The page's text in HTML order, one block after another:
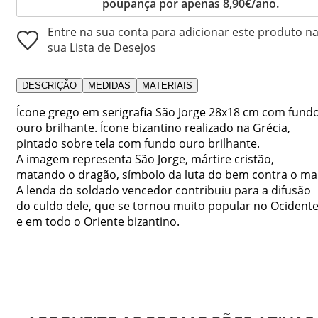
poupança por apenas 8,90€/ano.
Entre na sua conta para adicionar este produto na
sua Lista de Desejos
DESCRIÇÃO MEDIDAS MATERIAIS
Ícone grego em serigrafia São Jorge 28x18 cm com
ouro brilhante. Ícone bizantino realizado na Grécia,
pintado sobre tela com fundo ouro brilhante.
A imagem representa São Jorge, mártire cristão,
matando o dragão, símbolo da luta do bem contra o
A lenda do soldado vencedor contribuiu para a difusão
do culdo dele, que se tornou muito popular no Ocidente
e em todo o Oriente bizantino.